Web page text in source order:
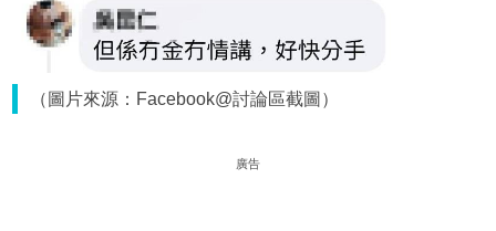
（圖片來源：Facebook@討論區截圖）
廣告